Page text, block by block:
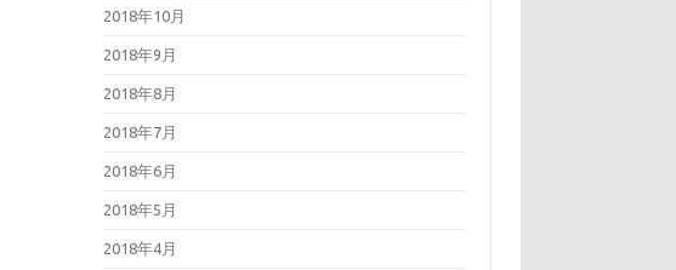
2018年10月
2018年9月
2018年8月
2018年7月
2018年6月
2018年5月
2018年4月